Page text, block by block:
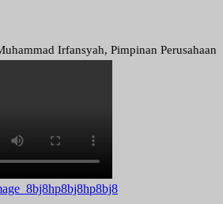
Irfansyah, Pimpinan Perusahaan :